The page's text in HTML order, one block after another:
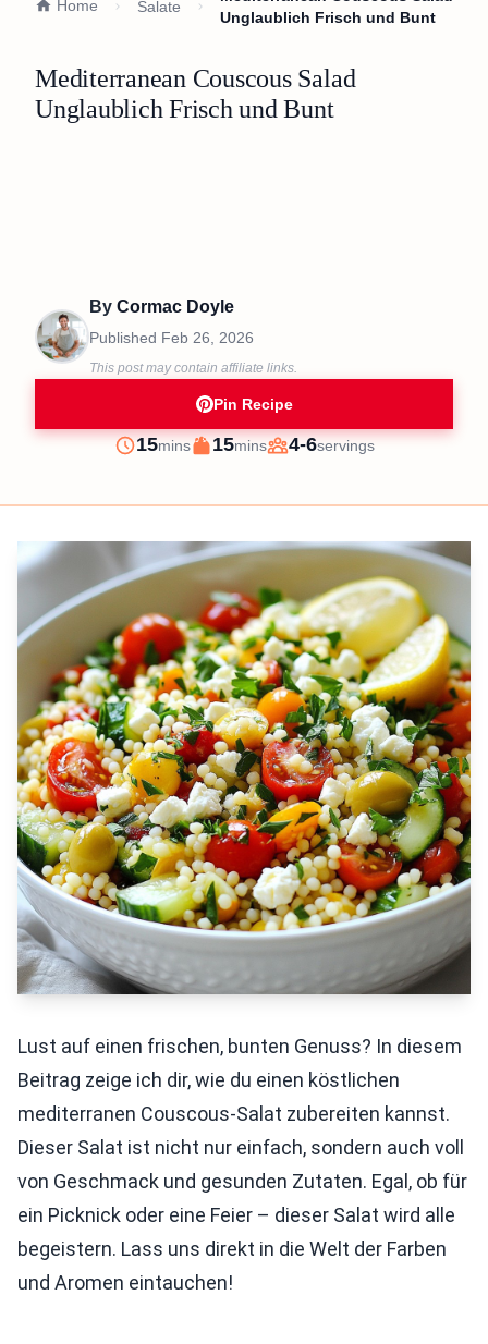
Home Salate
Unglaublich Frisch und Bunt
Mediterranean Couscous Salad
Unglaublich Frisch und Bunt
By Cormac Doyle
Published Feb 26, 2026
This post may contain affiliate links.
Pin Recipe
Prep
15minutes
mins
Cook
15minutes
mins
Servings
4-6servings
Lust auf einen frischen, bunten Genuss? In diesem
Beitrag zeige ich dir, wie du einen köstlichen
mediterranen Couscous-Salat zubereiten kannst.
Dieser Salat ist nicht nur einfach, sondern auch voll
von Geschmack und gesunden Zutaten. Egal, ob für
ein Picknick oder eine Feier – dieser Salat wird alle
begeistern. Lass uns direkt in die Welt der Farben
und Aromen eintauchen!